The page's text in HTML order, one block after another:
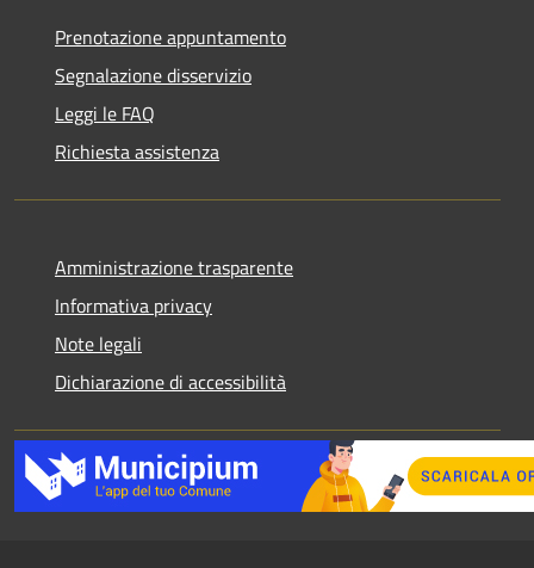
Prenotazione appuntamento
Segnalazione disservizio
Leggi le FAQ
Richiesta assistenza
Amministrazione trasparente
Informativa privacy
Note legali
Dichiarazione di accessibilità